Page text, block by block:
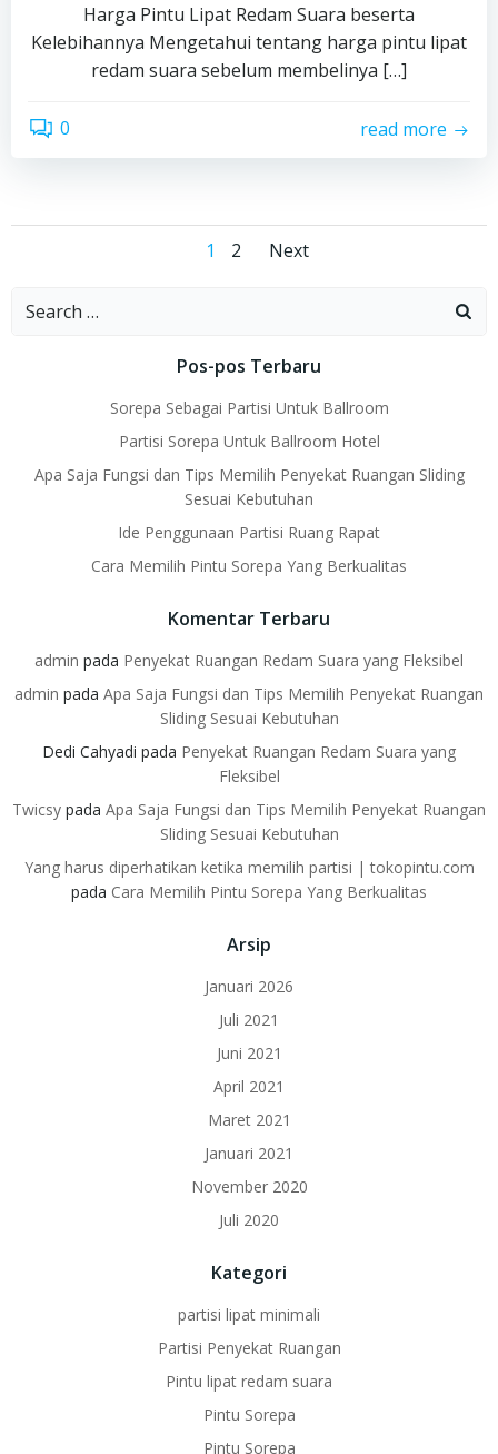
Harga Pintu Lipat Redam Suara beserta
Kelebihannya Mengetahui tentang harga pintu lipat
redam suara sebelum membelinya […]
0 read more
Posts
Page
1 Page
2
Posts
navigation
Next
Search
Pos-pos Terbaru
Sorepa Sebagai Partisi Untuk Ballroom
Partisi Sorepa Untuk Ballroom Hotel
Apa Saja Fungsi dan Tips Memilih Penyekat Ruangan Sliding
Sesuai Kebutuhan
Ide Penggunaan Partisi Ruang Rapat
Cara Memilih Pintu Sorepa Yang Berkualitas
Komentar Terbaru
admin pada Penyekat Ruangan Redam Suara yang Fleksibel
admin pada Apa Saja Fungsi dan Tips Memilih Penyekat Ruangan
Sliding Sesuai Kebutuhan
Dedi Cahyadi pada Penyekat Ruangan Redam Suara yang
Fleksibel
Twicsy pada Apa Saja Fungsi dan Tips Memilih Penyekat Ruangan
Sliding Sesuai Kebutuhan
Yang harus diperhatikan ketika memilih partisi | tokopintu.com
pada Cara Memilih Pintu Sorepa Yang Berkualitas
Arsip
Januari 2026
Juli 2021
Juni 2021
April 2021
Maret 2021
Januari 2021
November 2020
Juli 2020
Kategori
partisi lipat minimali
Partisi Penyekat Ruangan
Pintu lipat redam suara
Pintu Sorepa
Pintu Sorepa